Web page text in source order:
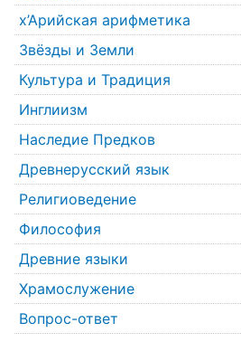
х’Арийская арифметика
Звёзды и Земли
Культура и Традиция
Инглиизм
Наследие Предков
Древнерусский язык
Религиоведение
Философия
Древние языки
Храмослужение
Вопрос-ответ